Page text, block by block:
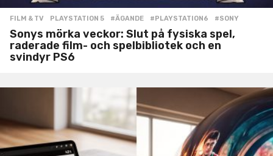
FILM & TV ,PLAYSTATION 5 #ÄGANDE ,#PLAYSTATION6 ,#SONY
Sonys mörka veckor: Slut på fysiska spel,
raderade film- och spelbibliotek och en
svindyr PS6